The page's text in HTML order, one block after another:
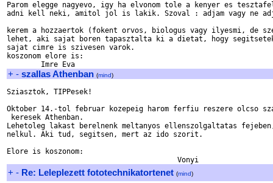
Parom elegge nagyevo, igy ha elvonom tole a kenyer es
adni kell neki, amitol jol is lakik. Szoval : adjam vagy ne
kerem a hozzaertok (fokent orvos, biologus vagy ilyesmi, de
lehet, aki sajat boren tapasztalta ki a dietat, hogy
sajat cimre is szivesen varok.
koszonom elore is:
+ - szallas Athenban (mind)
Sziasztok, TIPPesek!
Oktober 14.-tol februar kozepeig harom ferfiu reszere olcso
keresek Athenban.
Lehetoleg lakast berelnenk meltanyos ellenszolgaltatas
nelkul. Aki tud, segitsen, mert az ido szorit.
Elore is koszonom:
+ - Re: Leleplezett fototechnikatortenet (mind)